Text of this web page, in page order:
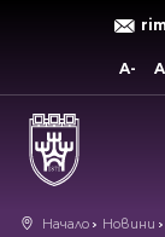
A- A
Начало Новини